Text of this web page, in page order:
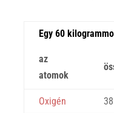
Egy 60
az
atomok
Oxigén